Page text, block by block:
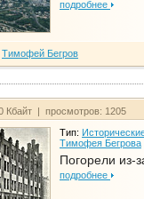
подробнее
Тимофей Бегров
Кбайт | просмотров: 1205
Тип:
Тимофея Бегрова
Погорели из-
подробнее